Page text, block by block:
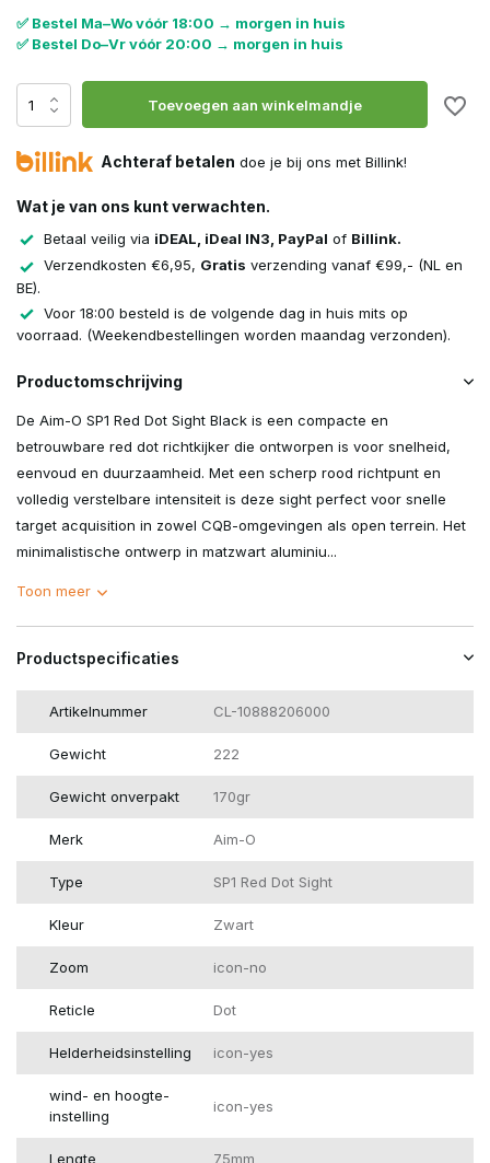
✅ Bestel Ma–Wo vóór 18:00 → morgen in huis
✅ Bestel Do–Vr vóór 20:00 → morgen in huis
Toevoegen aan winkelmandje
Achteraf betalen doe je bij ons met Billink!
Wat je van ons kunt verwachten.
Betaal veilig via iDEAL, iDeal IN3, PayPal of Billink.
Verzendkosten €6,95, Gratis verzending vanaf €99,- (NL en
BE).
Voor 18:00 besteld is de volgende dag in huis mits op
voorraad. (Weekendbestellingen worden maandag verzonden).
Productomschrijving
De Aim-O SP1 Red Dot Sight Black is een compacte en
betrouwbare red dot richtkijker die ontworpen is voor snelheid,
eenvoud en duurzaamheid. Met een scherp rood richtpunt en
volledig verstelbare intensiteit is deze sight perfect voor snelle
target acquisition in zowel CQB-omgevingen als open terrein. Het
minimalistische ontwerp in matzwart aluminiu...
Toon meer
Productspecificaties
Artikelnummer CL-10888206000
Gewicht 222
Gewicht onverpakt 170gr
Merk Aim-O
Type SP1 Red Dot Sight
Kleur Zwart
Zoom icon-no
Reticle Dot
Helderheidsinstelling icon-yes
wind- en hoogte-
instelling
icon-yes
Lengte 75mm